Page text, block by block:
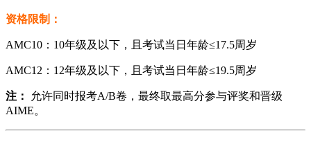
​资格限制：​
AMC10：10年级及以下，且考试当日年龄≤17.5周岁
AMC12：12年级及以下，且考试当日年龄≤19.5周岁
​注：​
​ 允许同时报考A/B卷，最终取最高分参与评奖和晋级
AIME。